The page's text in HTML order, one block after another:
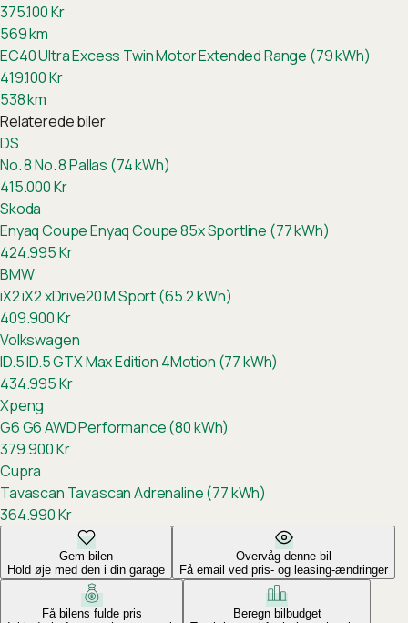
375.100Kr
569km
EC40 Ultra Excess Twin Motor Extended Range (79 kWh)
419.100Kr
538km
Relaterede biler
DS
No. 8No. 8 Pallas (74 kWh)
415.000Kr
Skoda
Enyaq CoupeEnyaq Coupe 85x Sportline (77 kWh)
424.995Kr
BMW
iX2iX2 xDrive20 M Sport (65.2 kWh)
409.900Kr
Volkswagen
ID.5ID.5 GTX Max Edition 4Motion (77 kWh)
434.995Kr
Xpeng
G6G6 AWD Performance (80 kWh)
379.900Kr
Cupra
Tavascan Tavascan Adrenaline (77 kWh)
364.990Kr
Gem bilen
Hold øje med den i din garage
Overvåg denne bil
Få email ved pris- og leasing-ændringer
Få bilens fulde pris
Beregn bilbudget